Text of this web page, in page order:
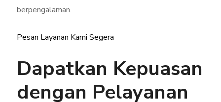
berpengalaman.
Pesan Layanan Kami Segera
Dapatkan Kepuasan
dengan Pelayanan